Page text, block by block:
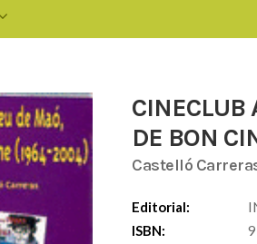
CINECLUB
DE BON
Castelló
Editorial:
ISBN: